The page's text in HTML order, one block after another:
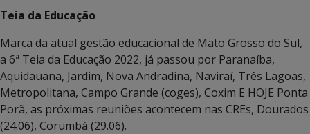
Teia da Educação
Marca da atual gestão educacional de Mato Grosso do Sul,
a 6ª Teia da Educação 2022, já passou por Paranaíba,
Aquidauana, Jardim, Nova Andradina, Naviraí, Três Lagoas,
Metropolitana, Campo Grande (coges), Coxim E HOJE Ponta
Porã, as próximas reuniões acontecem nas CREs, Dourados
(24.06), Corumbá (29.06).